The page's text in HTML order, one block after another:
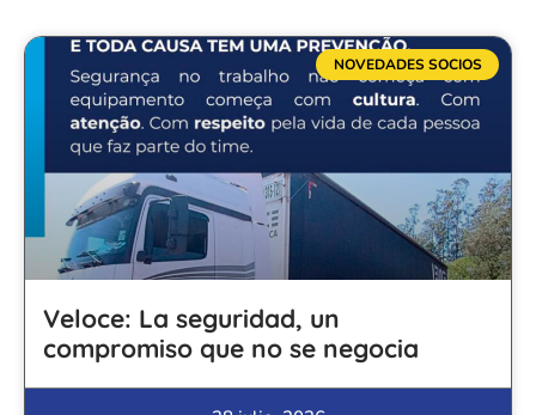
NOVEDADES SOCIOS
Veloce: La seguridad, un
compromiso que no se negocia